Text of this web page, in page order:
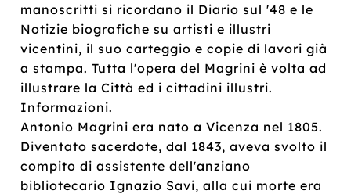
manoscritti si ricordano il Diario sul '48 e le
Notizie biografiche su artisti e illustri
vicentini, il suo carteggio e copie di lavori già
a stampa. Tutta l'opera del Magrini è volta ad
illustrare la Città ed i cittadini illustri.
Informazioni.
Antonio Magrini era nato a Vicenza nel 1805.
Diventato sacerdote, dal 1843, aveva svolto il
compito di assistente dell'anziano
bibliotecario Ignazio Savi, alla cui morte era